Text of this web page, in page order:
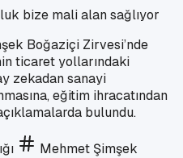
bize mali alan sağlıyor
Boğaziçi Zirvesi’nde
ticaret yollarındaki
zekadan sanayi
eğitim ihracatından
bulundu.
Mehmet Şimşek